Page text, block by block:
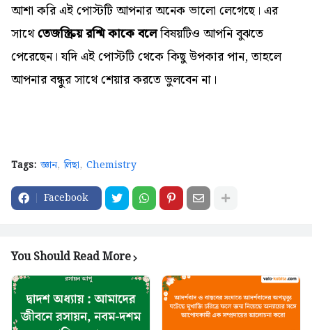
আশা করি এই পোস্টটি আপনার অনেক ভালো লেগেছে। এর
সাথেতেজস্ক্রিয় রশ্মি কাকে বলেবিষয়টিও আপনি বুঝতে
পেরেছেন। যদি এই পোস্টটি থেকে কিছু উপকার পান, তাহলে
আপনার বন্ধুর সাথে শেয়ার করতে ভুলবেন না।
Tags: জ্ঞান লিছা Chemistry
Facebook
You Should Read More